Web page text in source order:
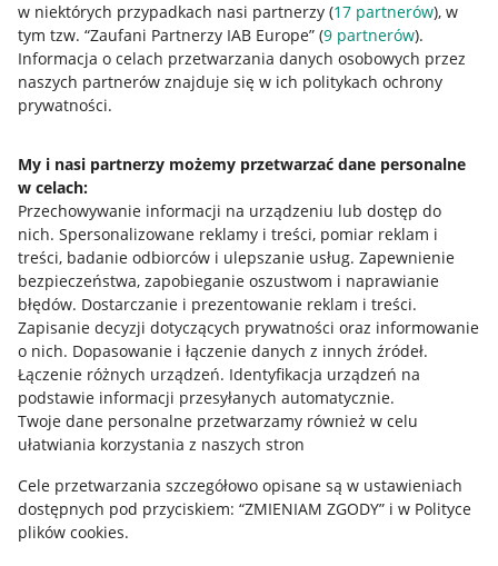
w niektórych przypadkach nasi partnerzy (17 partnerów), w
tym tzw. “Zaufani Partnerzy IAB Europe” (9 partnerów).
Informacja o celach przetwarzania danych osobowych przez
naszych partnerów znajduje się w ich politykach ochrony
prywatności.
My i nasi partnerzy możemy przetwarzać dane personalne
w celach:
Przechowywanie informacji na urządzeniu lub dostęp do
nich. Spersonalizowane reklamy i treści, pomiar reklam i
treści, badanie odbiorców i ulepszanie usług. Zapewnienie
bezpieczeństwa, zapobieganie oszustwom i naprawianie
błędów. Dostarczanie i prezentowanie reklam i treści.
Zapisanie decyzji dotyczących prywatności oraz informowanie
o nich. Dopasowanie i łączenie danych z innych źródeł.
Łączenie różnych urządzeń. Identyfikacja urządzeń na
podstawie informacji przesyłanych automatycznie.
Twoje dane personalne przetwarzamy również w celu
ułatwiania korzystania z naszych stron
Cele przetwarzania szczegółowo opisane są w ustawieniach
dostępnych pod przyciskiem: “ZMIENIAM ZGODY” i w Polityce
plików cookies.
Przydatne informacje
Jak to działa
Allegro Gadane dla sprzedających
Allegro Gadane dla kupujących
Mapa miejscowości
Informacje prawne
Regulamin
Polityka plików "cookies"
Ustawienia plików "cookies"
Udostępnianie lokalizacji
Informacje dla Aktu o Usługach Cyfrowych